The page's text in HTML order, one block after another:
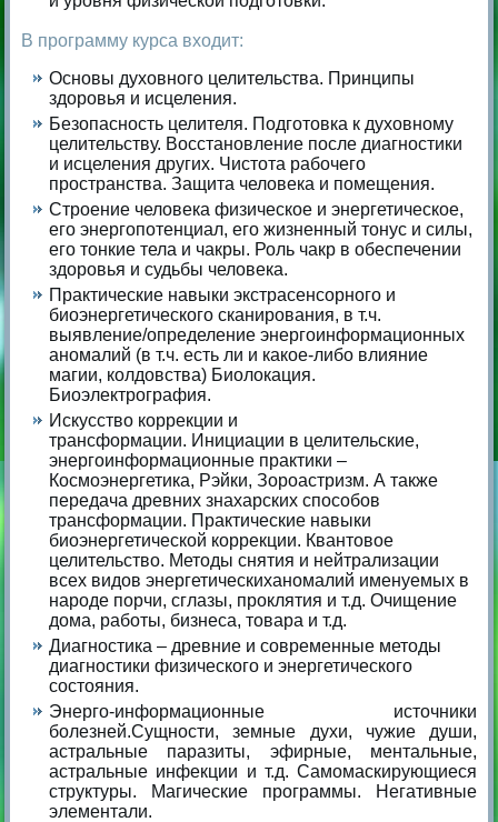
В программу курса входит:
Основы духовного целительства. Принципы
здоровья и исцеления.
Безопасность целителя. Подготовка к духовному
целительству. Восстановление после диагностики
и исцеления других. Чистота рабочего
пространства. Защита человека и помещения.
Строение человека физическое и энергетическое,
его энергопотенциал, его жизненный тонус и силы,
его тонкие тела и чакры. Роль чакр в обеспечении
здоровья и судьбы человека.
Практические навыки экстрасенсорного и
биоэнергетического сканирования, в т.ч.
выявление/определение энергоинформационных
аномалий (в т.ч. есть ли и какое-либо влияние
магии, колдовства) Биолокация.
Биоэлектрография.
Искусство коррекции и
трансформации. Инициации в целительские,
энергоинформационные практики –
Космоэнергетика, Рэйки, Зороастризм. А также
передача древних знахарских способов
трансформации. Практические навыки
биоэнергетической коррекции. Квантовое
целительство. Методы снятия и нейтрализации
всех видов энергетическиханомалий именуемых в
народе порчи, сглазы, проклятия и т.д. Очищение
дома, работы, бизнеса, товара и т.д.
Диагностика – древние и современные методы
диагностики физического и энергетического
состояния.
Энерго-информационные источники
болезней.Сущности, земные духи, чужие души,
астральные паразиты, эфирные, ментальные,
астральные инфекции и т.д. Самомаскирующиеся
структуры. Магические программы. Негативные
элементали.